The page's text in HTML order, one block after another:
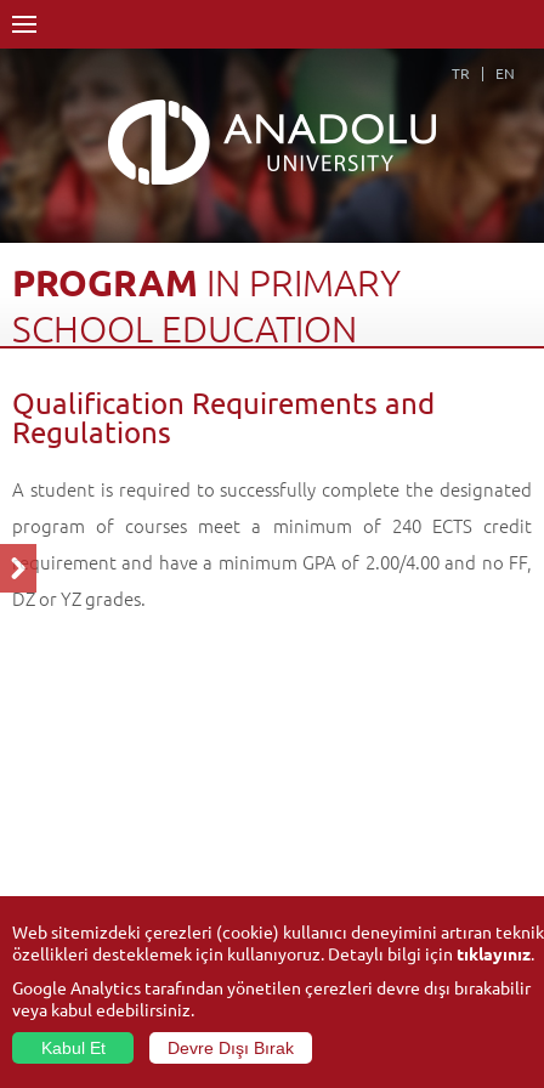
TR EN
PROGRAM IN PRIMARY
SCHOOL EDUCATION
Department of Primary Education
Program in Primary School Education
Qualification Requirements and
Regulations
A student is required to successfully complete the designated
program of courses meet a minimum of 240 ECTS credit
requirement and have a minimum GPA of 2.00/4.00 and no FF,
DZ or YZ grades.
Web sitemizdeki çerezleri (cookie) kullanıcı deneyimini artıran teknik
özellikleri desteklemek için kullanıyoruz. Detaylı bilgi için tıklayınız.
Google Analytics tarafından yönetilen çerezleri devre dışı bırakabilir
veya kabul edebilirsiniz.
Kabul Et
Devre Dışı Bırak
© 2026Anadolu University- All rights reserved.